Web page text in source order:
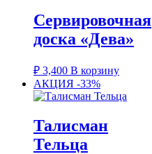
Сервировочная
доска «Дева»
₽ 3,400 В корзину
АКЦИЯ -33%
Талисман
Тельца